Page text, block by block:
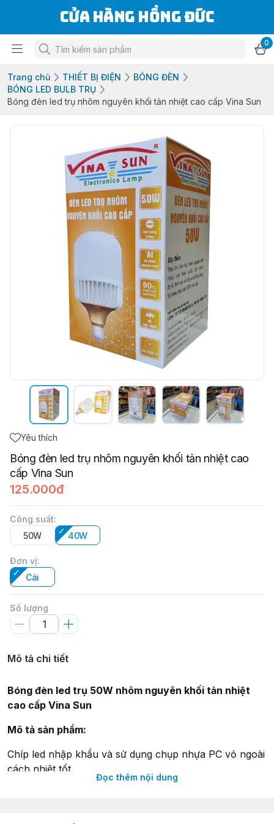
Cửa Hàng Hồng Đức
0
Trang chủ THIẾT BỊ ĐIỆN
BÓNG ĐÈN
BÓNG LED BULB TRỤ
Bóng đèn led trụ nhôm nguyên khối tản nhiệt cao cấp Vina Sun
Yêu thích
Bóng đèn led trụ nhôm nguyên khối tản nhiệt cao
cấp Vina Sun
125.000đ
Công suất:
50W
40W
Đơn vị:
Cái
Số lượng
Mô tả chi tiết
Bóng đèn led trụ 50W nhôm nguyên khối tản nhiệt
cao cấp Vina Sun
Mô tả sản phẩm:
Chíp led nhập khẩu và sử dụng chụp nhựa PC vỏ ngoài
cách nhiệt tốt.
Thân nhôm nguyên khối dày nên hiệu suất tản nhiệt
Đọc thêm nội dung